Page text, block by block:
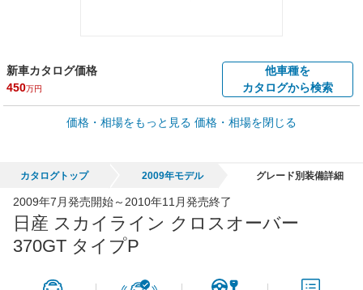
新車カタログ価格
450万円
他車種を
カタログから検索
車買取価格 *
車買取相場
73,850円
*当該価格は車種別の価格となります。
価格・相場をもっと見る 価格・相場を閉じる
カタログトップ 2009年モデル グレード別装備詳細
2009年7月発売開始～2010年11月発売終了
日産 スカイライン クロスオーバー
370GT タイプP